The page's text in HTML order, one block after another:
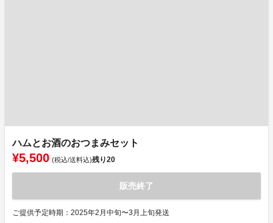
ハムとお酒のおつまみセット
¥5,500 (税込/送料込)残り20
販売終了
ご提供予定時期：2025年2月中旬〜3月上旬発送